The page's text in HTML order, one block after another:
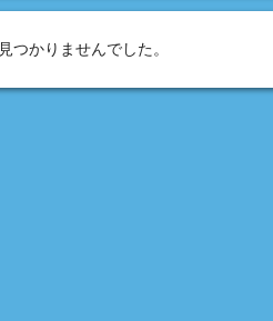
見つかりませんでした。